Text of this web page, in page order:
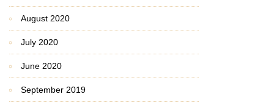
August 2020
July 2020
June 2020
September 2019